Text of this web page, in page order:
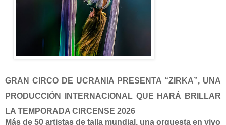
GRAN CIRCO DE UCRANIA PRESENTA “ZIRKA”, UNA
PRODUCCIÓN INTERNACIONAL QUE HARÁ BRILLAR
LA TEMPORADA CIRCENSE 2026
Más de 50 artistas de talla mundial, una orquesta en vivo